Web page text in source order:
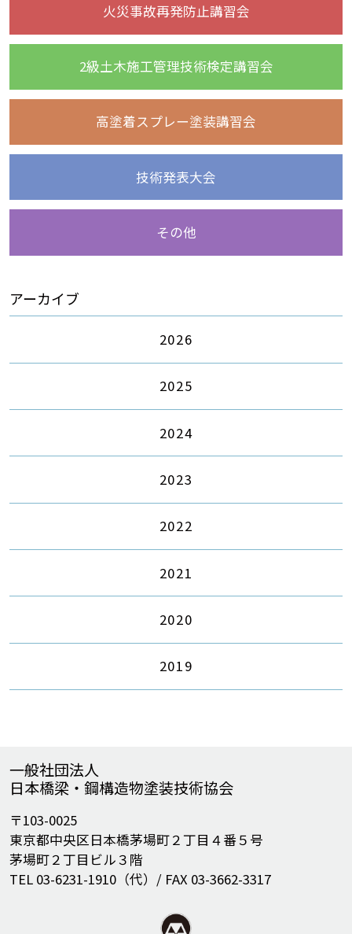
火災事故再発防止講習会
2級土木施工管理技術検定講習会
高塗着スプレー塗装講習会
技術発表大会
その他
アーカイブ
2026
2025
2024
2023
2022
2021
2020
2019
一般社団法人
日本橋梁・鋼構造物塗装技術協会
〒103-0025
東京都中央区日本橋茅場町２丁目４番５号
茅場町２丁目ビル３階
TEL 03-6231-1910（代）/ FAX 03-3662-3317